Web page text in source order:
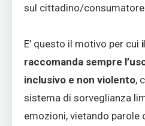
sul cittadino/
E’ questo il motivo per cui
raccomanda sempre
inclusivo e non violento,
sistema di sorveglianza
emozioni, vietando parole